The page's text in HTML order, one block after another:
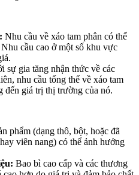
Nhu cầu về xáo tam phân có thể
cầu cao ở một số khu vực
sự gia tăng nhận thức về các
nhu cầu tổng thể về xáo tam
đến giá trị thị trường của nó.
phẩm (dạng thô, bột, hoặc đã
viên nang) có thể ảnh hưởng
Bao bì cao cấp và các thương